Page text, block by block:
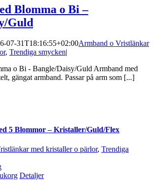
Blomma o Bi –
Guld
07-31T18:16:55+02:00Armband o Vristlänkar
, Trendiga smycken|
o Bi - Bangle/Daisy/Guld Armband med
gängat armband. Passar på arm som [...]
5 Blommor – Kristaller/Guld/Flex
med kristaller o pärlor, Trendiga
Detaljer